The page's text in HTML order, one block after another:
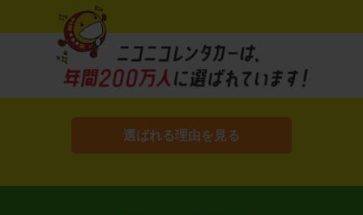
選ばれる理由を見る